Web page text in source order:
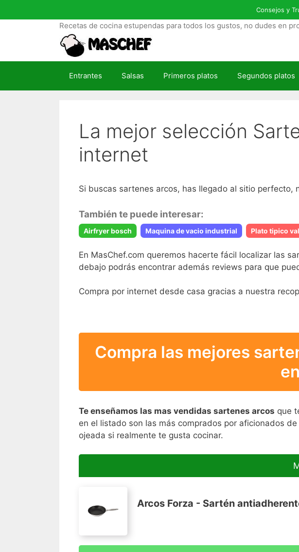
a
l
Consejos y
Recetas de cocina estupendas para todos los gustos, no dudes en
Entrantes Salsas Primeros platos Segundos platos
La mejor selección
internet
Si buscas sartenes arcos, has llegado al sitio
También te puede interesar:
Airfryer bosch Maquina de vacio industrial Plato tipico
En MasChef.com queremos hacerte fácil localizar las
debajo podrás encontrar además reviews para que
Compra por internet desde casa gracias a nuestra
Compra las mejores
Te enseñamos las mas vendidas sartenes arcos que
en el listado son las más comprados por aficionados
ojeada si realmente te gusta cocinar.
Arcos Forza - Sartén